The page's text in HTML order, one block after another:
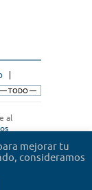
al
mejorar tu
consideramos